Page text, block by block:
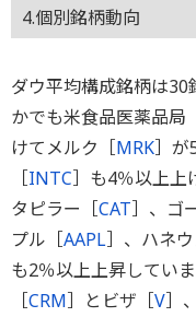
4.個別銘柄動向
ダウ平均構成銘柄は
かでも米食品医薬品局
けてメルク［MRK］が
［INTC］も4％以上上
タピラー［CAT］、ゴ
プル［AAPL］、ハネ
も2％以上上昇してい
［CRM］とビザ［V］